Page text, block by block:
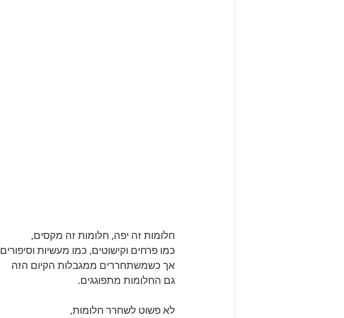
חלומות זה יפה, חלומות זה מקסים,
כמו פרחים וקישוטים, כמו מעשיות וסיפורים
אך כשמשתחררים ממגבלות הקיום הזה
גם החלומות מתפוגגים.
לא פשוט לשחרר חלומות,